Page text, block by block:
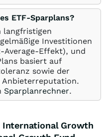
ETF-Sparplans?
langfristigen
Investitionen
Average-Effekt), und
basiert auf
sowie der
Anbieterreputation.
Sparplanrechner.
International Growth